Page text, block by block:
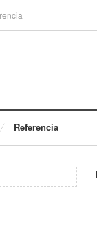
Referencia